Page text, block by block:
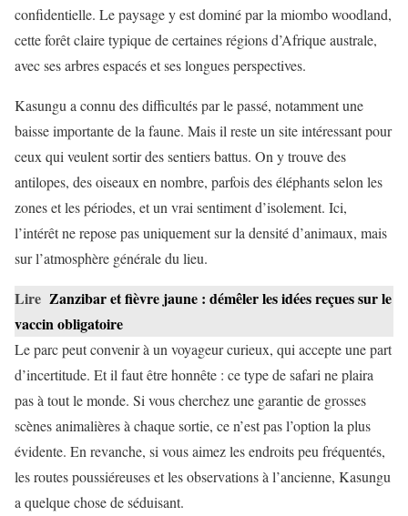
confidentielle. Le paysage y est dominé par la miombo woodland,
cette forêt claire typique de certaines régions d’Afrique australe,
avec ses arbres espacés et ses longues perspectives.
Kasungu a connu des difficultés par le passé, notamment une
baisse importante de la faune. Mais il reste un site intéressant pour
ceux qui veulent sortir des sentiers battus. On y trouve des
antilopes, des oiseaux en nombre, parfois des éléphants selon les
zones et les périodes, et un vrai sentiment d’isolement. Ici,
l’intérêt ne repose pas uniquement sur la densité d’animaux, mais
sur l’atmosphère générale du lieu.
Lire Zanzibar et fièvre jaune : démêler les idées reçues sur le
vaccin obligatoire
Le parc peut convenir à un voyageur curieux, qui accepte une part
d’incertitude. Et il faut être honnête : ce type de safari ne plaira
pas à tout le monde. Si vous cherchez une garantie de grosses
scènes animalières à chaque sortie, ce n’est pas l’option la plus
évidente. En revanche, si vous aimez les endroits peu fréquentés,
les routes poussiéreuses et les observations à l’ancienne, Kasungu
a quelque chose de séduisant.